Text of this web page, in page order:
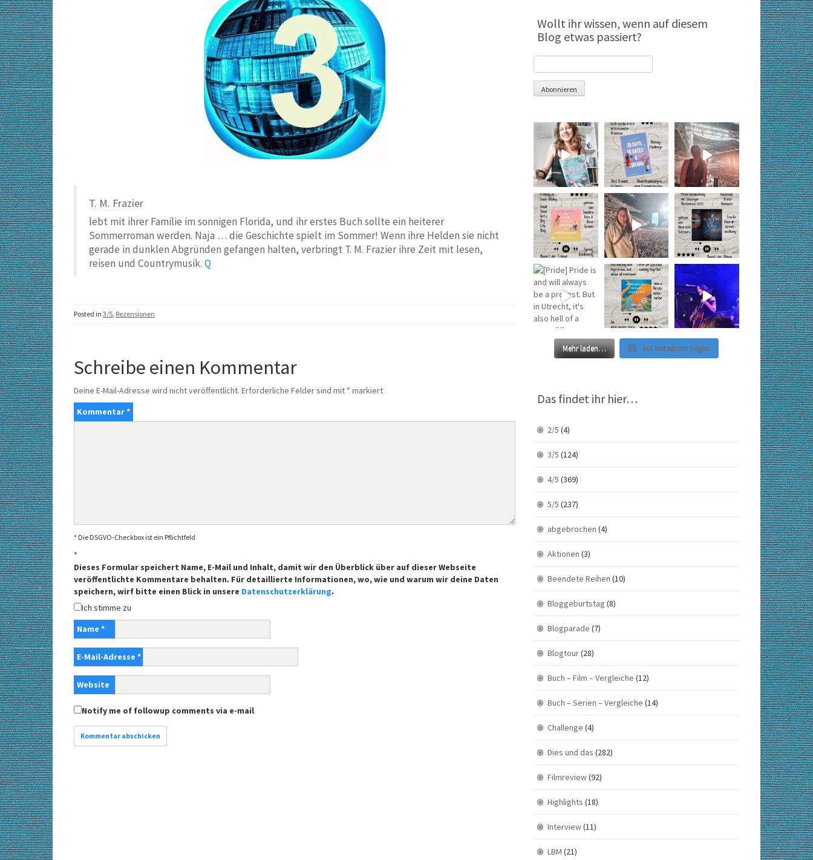
T. M. Frazier
lebt mit ihrer Familie im sonnigen Florida, und ihr erstes Buch sollte ein heiterer
Sommerroman werden. Naja … die Geschichte spielt im Sommer! Wenn ihre Helden sie nicht
gerade in dunklen Abgründen gefangen halten, verbringt T. M. Frazier ihre Zeit mit lesen,
reisen und Countrymusik. Q
Posted in 3/5 Rezensionen
Schreibe einen Kommentar
Deine E-Mail-Adresse wird nicht veröffentlicht. Erforderliche Felder sind mit * markiert
Kommentar*
* Die DSGVO-Checkbox ist ein Pflichtfeld
*
Dieses Formular speichert Name, E-Mail und Inhalt, damit wir den Überblick über auf dieser Webseite
veröffentlichte Kommentare behalten. Für detaillierte Informationen, wo, wie und warum wir deine Daten
speichern, wirf bitte einen Blick in unsere Datenschutzerklärung.
Ich stimme zu
Name *
E-Mail-Adresse *
Website
Notify me of followup comments via e-mail
Wollt ihr wissen, wenn auf diesem
Blog etwas passiert?
Mehr laden… Auf Instagram folgen
Das findet ihr hier…
2/5 (4)
3/5 (124)
4/5 (369)
5/5 (237)
abgebrochen (4)
Aktionen (3)
Beendete Reihen (10)
Bloggeburtstag (8)
Blogparade (7)
Blogtour(28)
Buch – Film – Vergleiche (12)
Buch – Serien – Vergleiche (14)
Challenge (4)
Dies und das (282)
Filmreview(92)
Highlights (18)
Interview(11)
LBM (21)